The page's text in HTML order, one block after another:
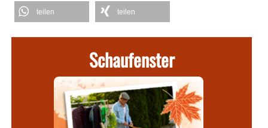
teilen teilen
Schaufenster